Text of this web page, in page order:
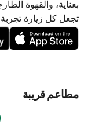
بعناية، والقهوة
تجعل كل زيارة
مطاعم قريبة